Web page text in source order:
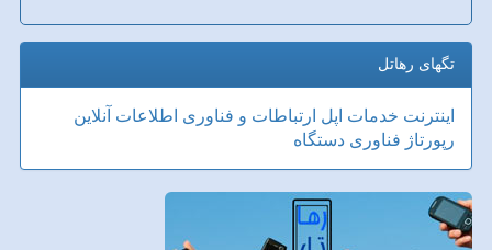
تگهای رهاتل
اینترنت خدمات اپل ارتباطات و فناوری اطلاعات آنلاین
رپورتاژ فناوری دستگاه